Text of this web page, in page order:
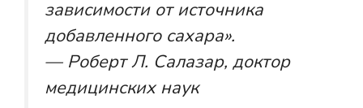
зависимости от источника
добавленного сахара».
— Роберт Л. Салазар, доктор
медицинских наук